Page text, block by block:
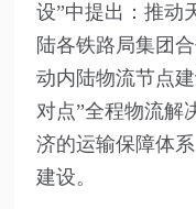
设”中提出：推动
陆各铁路局集团
动内陆物流节点
对点”全程物流解
济的运输保障体
建设。